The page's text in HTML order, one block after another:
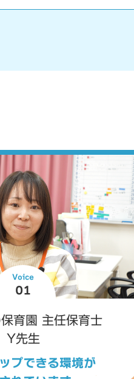
Voice
01
保育園 主任保育士
Y先生
プできる環境が